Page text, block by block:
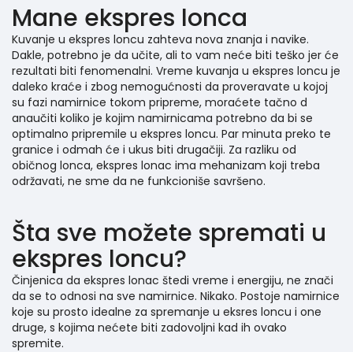
Mane ekspres lonca
Kuvanje u ekspres loncu zahteva nova znanja i navike.
Dakle, potrebno je da učite, ali to vam neće biti teško jer će
rezultati biti fenomenalni. Vreme kuvanja u ekspres loncu je
daleko kraće i zbog nemogućnosti da proveravate u kojoj
su fazi namirnice tokom pripreme, moraćete tačno d
anaučiti koliko je kojim namirnicama potrebno da bi se
optimalno pripremile u ekspres loncu. Par minuta preko te
granice i odmah će i ukus biti drugačiji. Za razliku od
običnog lonca, ekspres lonac ima mehanizam koji treba
održavati, ne sme da ne funkcioniše savršeno.
Šta sve možete spremati u
ekspres loncu?
Činjenica da ekspres lonac štedi vreme i energiju, ne znači
da se to odnosi na sve namirnice. Nikako. Postoje namirnice
koje su prosto idealne za spremanje u eksres loncu i one
druge, s kojima nećete biti zadovoljni kad ih ovako
spremite.